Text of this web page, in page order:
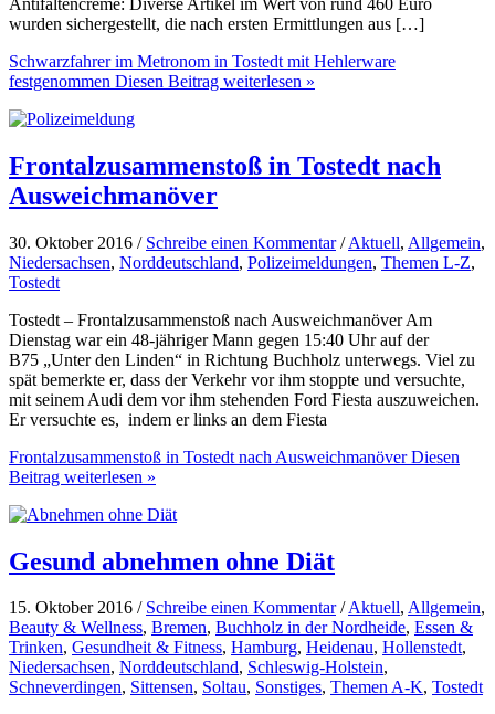
wurden sichergestellt, die nach ersten Ermittlungen aus […]
Schwarzfahrer im Metronom in Tostedt mit Hehlerware
festgenommen Diesen Beitrag weiterlesen »
Frontalzusammenstoß in Tostedt nach
Ausweichmanöver
30. Oktober 2016 / Schreibe einen Kommentar /Aktuell, Allgemein,
Niedersachsen, Norddeutschland, Polizeimeldungen, Themen L-Z,
Tostedt
Tostedt – Frontalzusammenstoß nach Ausweichmanöver Am
Dienstag war ein 48-jähriger Mann gegen 15:40 Uhr auf der
B75 „Unter den Linden“ in Richtung Buchholz unterwegs. Viel zu
spät bemerkte er, dass der Verkehr vor ihm stoppte und versuchte,
mit seinem Audi dem vor ihm stehenden Ford Fiesta auszuweichen.
Er versuchte es, indem er links an dem Fiesta
Frontalzusammenstoß in Tostedt nach AusweichmanöverDiesen
Beitrag weiterlesen »
Gesund abnehmen ohne Diät
15. Oktober 2016 / Schreibe einen Kommentar /Aktuell, Allgemein,
Beauty & Wellness, Bremen, Buchholz in der Nordheide, Essen &
Trinken, Gesundheit & Fitness, Hamburg, Heidenau, Hollenstedt,
Niedersachsen, Norddeutschland, Schleswig-Holstein,
Schneverdingen, Sittensen, Soltau, Sonstiges, Themen A-K, Tostedt